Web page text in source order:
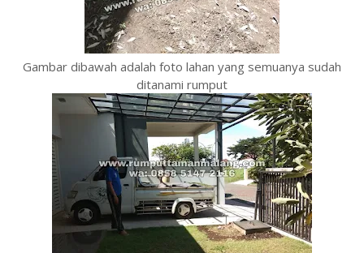
Gambar dibawah adalah foto lahan yang semuanya sudah
ditanami rumput